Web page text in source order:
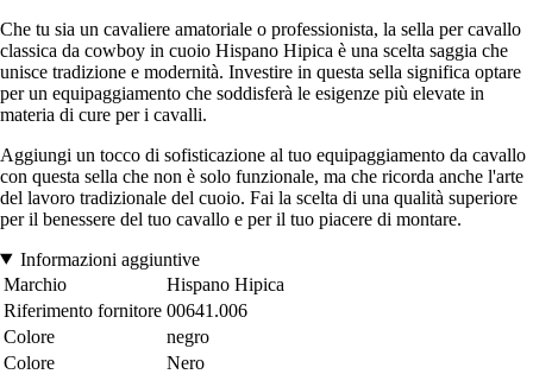
Che tu sia un cavaliere amatoriale o professionista, la sella per cavallo
classica da cowboy in cuoio Hispano Hipica è una scelta saggia che
unisce tradizione e modernità. Investire in questa sella significa optare
per un equipaggiamento che soddisferà le esigenze più elevate in
materia di cure per i cavalli.
Aggiungi un tocco di sofisticazione al tuo equipaggiamento da cavallo
con questa sella che non è solo funzionale, ma che ricorda anche l'arte
del lavoro tradizionale del cuoio. Fai la scelta di una qualità superiore
per il benessere del tuo cavallo e per il tuo piacere di montare.
Informazioni aggiuntive
Marchio
Hispano Hipica
Riferimento fornitore 00641.006
Colore
negro
Colore
Nero